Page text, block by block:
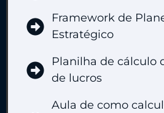
Framework de
Estratégico
Planilha de cálculo
de lucros
Aula de como